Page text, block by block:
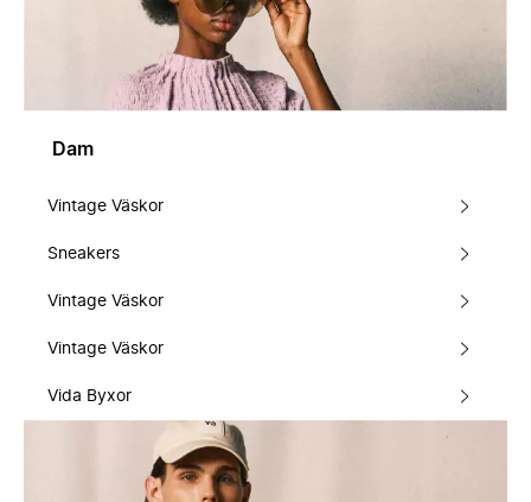
Dam
Vintage Väskor
Sneakers
Vintage Väskor
Vintage Väskor
Vida Byxor